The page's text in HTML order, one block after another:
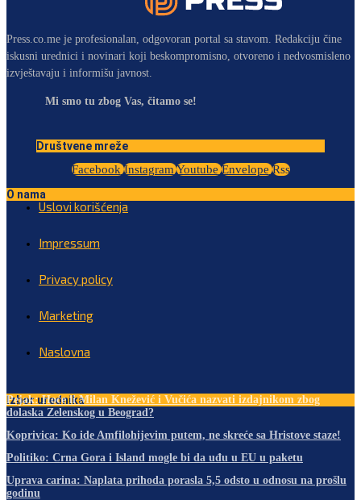
Press.co.me je profesionalan, odgovoran portal sa stavom. Redakciju čine
iskusni urednici i novinari koji beskompromisno, otvoreno i nedvosmisleno
izvještavaju i informišu javnost.
Mi smo tu zbog Vas, čitamo se!
Društvene mreže
Facebook Instagram Youtube Envelope Rss
O nama
Uslovi korišćenja
Impressum
Privacy policy
Marketing
Naslovna
Izbor urednika
Pejak: Hoće li Milan Knežević i Vučića nazvati izdajnikom zbog
dolaska Zelenskog u Beograd?
Koprivica: Ko ide Amfilohijevim putem, ne skreće sa Hristove staze!
Politiko: Crna Gora i Island mogle bi da uđu u EU u paketu
Uprava carina: Naplata prihoda porasla 5,5 odsto u odnosu na prošlu
godinu